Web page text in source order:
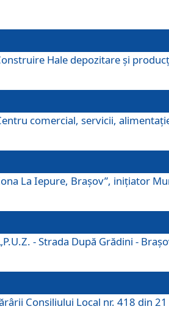
Hale depozitare şi
comercial, servicii,
La Iepure, Braşov”, iniţiator
- Strada După Grădini -
Consiliului Local nr. 418 din